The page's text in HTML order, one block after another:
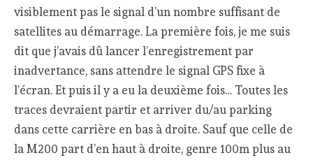
visiblement pas le signal d’un nombre suffisant de
satellites au démarrage. La première fois, je me suis
dit que j’avais dû lancer l’enregistrement par
inadvertance, sans attendre le signal GPS fixe à
l’écran. Et puis il y a eu la deuxième fois… Toutes les
traces devraient partir et arriver du/au parking
dans cette carrière en bas à droite. Sauf que celle de
la M200 part d’en haut à droite, genre 100m plus au